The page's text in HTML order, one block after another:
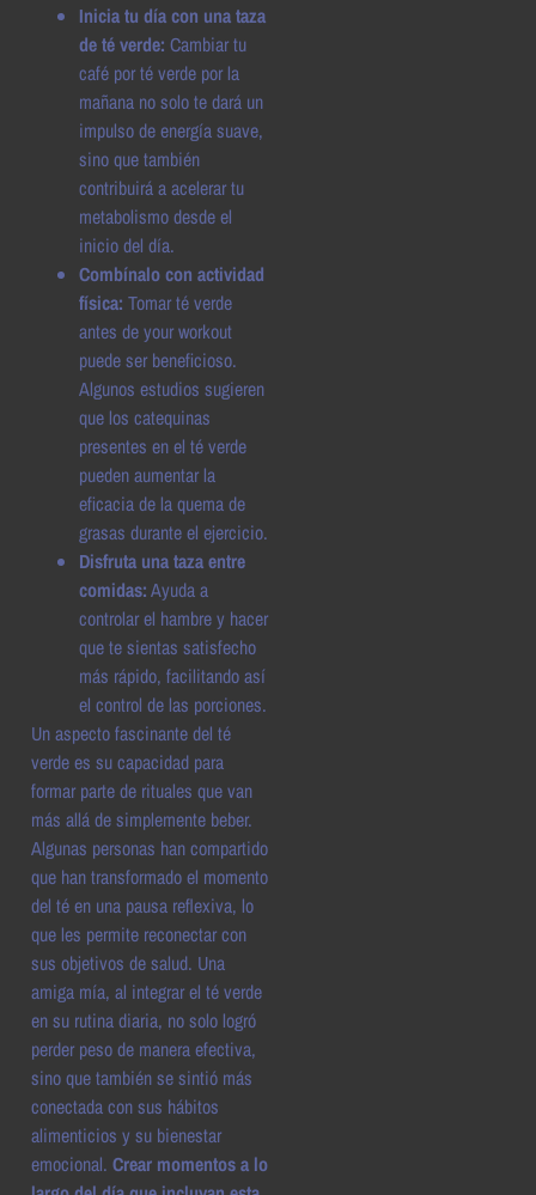
Inicia tu día con una taza
de té verde: Cambiar tu
café por té verde por la
mañana no solo te dará un
impulso de energía suave,
sino que también
contribuirá a acelerar tu
metabolismo desde el
inicio del día.
Combínalo con actividad
física: Tomar té verde
antes de your workout
puede ser beneficioso.
Algunos estudios sugieren
que los catequinas
presentes en el té verde
pueden aumentar la
eficacia de la quema de
grasas durante el ejercicio.
Disfruta una taza entre
comidas:Ayuda a
controlar el hambre y hacer
que te sientas satisfecho
más rápido, facilitando así
el control de las porciones.
Un aspecto fascinante del té
verde es su capacidad para
formar parte de rituales que van
más allá de simplemente beber.
Algunas personas han compartido
que han transformado el momento
del té en una pausa reflexiva, lo
que les permite reconectar con
sus objetivos de salud. Una
amiga mía, al integrar el té verde
en su rutina diaria, no solo logró
perder peso de manera efectiva,
sino que también se sintió más
conectada con sus hábitos
alimenticios y su bienestar
emocional. Crear momentos a lo